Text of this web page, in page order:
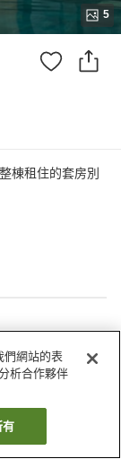
5
棟租住的套房別
們網站的表
析合作夥伴
有